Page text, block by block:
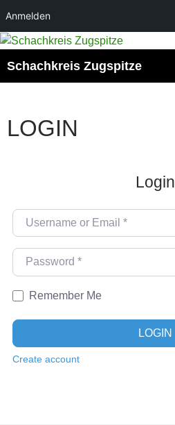
Anmelden
Zum
springen
Schachkreis Zugspitze
LOGIN
Login
Username or Email
Password
Remember Me
LOGIN
Create account